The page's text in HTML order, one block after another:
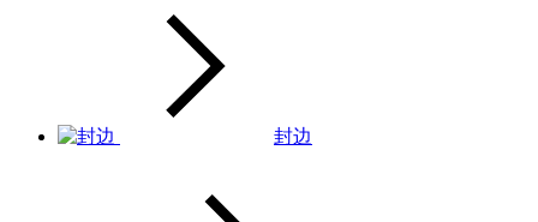
封边